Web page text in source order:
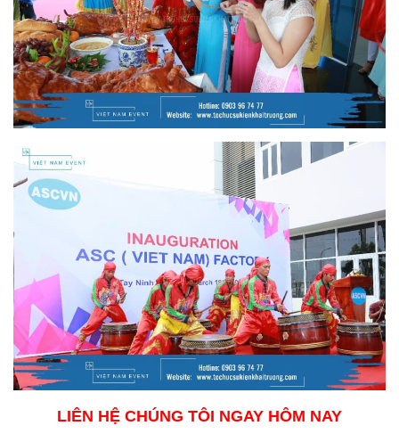
LIÊN HỆ CHÚNG TÔI NGAY HÔM NAY